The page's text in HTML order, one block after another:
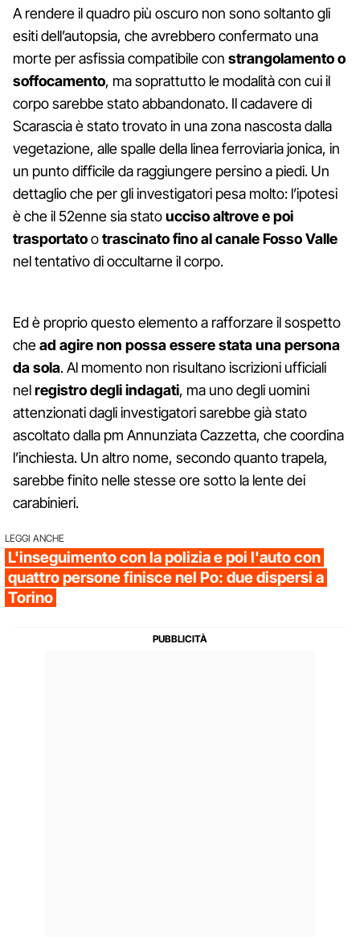
A rendere il quadro più oscuro non sono soltanto gli
esiti dell’autopsia, che avrebbero confermato una
morte per asfissia compatibile con strangolamento o
soffocamento, ma soprattutto le modalità con cui il
corpo sarebbe stato abbandonato. Il cadavere di
Scarascia è stato trovato in una zona nascosta dalla
vegetazione, alle spalle della linea ferroviaria jonica, in
un punto difficile da raggiungere persino a piedi. Un
dettaglio che per gli investigatori pesa molto: l’ipotesi
è che il 52enne sia statoucciso altrove e poi
trasportatootrascinato fino al canale Fosso Valle
nel tentativo di occultarne il corpo.
Ed è proprio questo elemento a rafforzare il sospetto
chead agire non possa essere stata una persona
da sola. Al momento non risultano iscrizioni ufficiali
nelregistro degli indagati, ma uno degli uomini
attenzionati dagli investigatori sarebbe già stato
ascoltato dalla pm Annunziata Cazzetta, che coordina
l’inchiesta. Un altro nome, secondo quanto trapela,
sarebbe finito nelle stesse ore sotto la lente dei
carabinieri.
LEGGI ANCHE
L'inseguimento con la polizia e poi l'auto con
quattro persone finisce nel Po: due dispersi a
Torino